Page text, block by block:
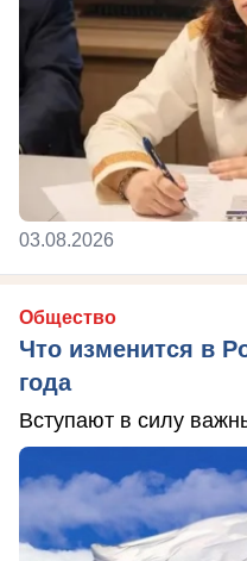
03.08.2026
Общество
Что изменится в
года
Вступают в силу